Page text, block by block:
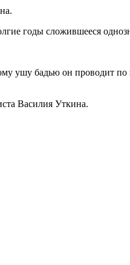
годы сложившееся
ушу бадью он проводит по
Василия Уткина.